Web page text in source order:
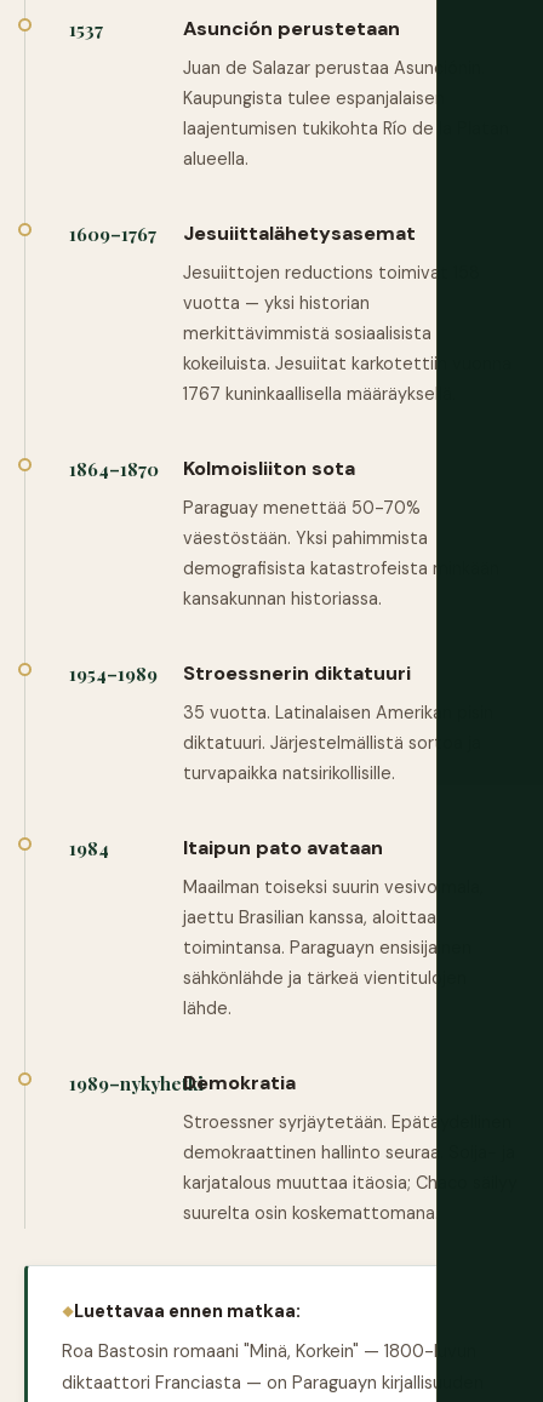
1537 Asunción perustetaan
Juan de Salazar perustaa Asunciónin.
Kaupungista tulee espanjalaisen
laajentumisen tukikohta Río de la Platan
alueella.
1609–1767 Jesuiittalähetysasemat
Jesuiittojen reductions toimivat 158
vuotta — yksi historian
merkittävimmistä sosiaalisista
kokeiluista. Jesuiitat karkotettiin vuonna
1767 kuninkaallisella määräyksellä.
1864–1870 Kolmoisliiton sota
Paraguay menettää 50-70%
väestöstään. Yksi pahimmista
demografisista katastrofeista minkään
kansakunnan historiassa.
1954–1989 Stroessnerin diktatuuri
35 vuotta. Latinalaisen Amerikan pisin
diktatuuri. Järjestelmällistä sortoa ja
turvapaikka natsirikollisille.
1984 Itaipun pato avataan
Maailman toiseksi suurin vesivoimala,
jaettu Brasilian kanssa, aloittaa
toimintansa. Paraguayn ensisijainen
sähkönlähde ja tärkeä vientitulojen
lähde.
1989–nykyhetkiDemokratia
Stroessner syrjäytetään. Epätäydellinen
demokraattinen hallinto seuraa. Soija- ja
karjatalous muuttaa itäosia; Chaco säilyy
suurelta osin koskemattomana.
Luettavaa ennen matkaa:
Roa Bastosin romaani "Minä, Korkein" — 1800-luvun
diktaattori Franciasta — on Paraguayn kirjallisuuden